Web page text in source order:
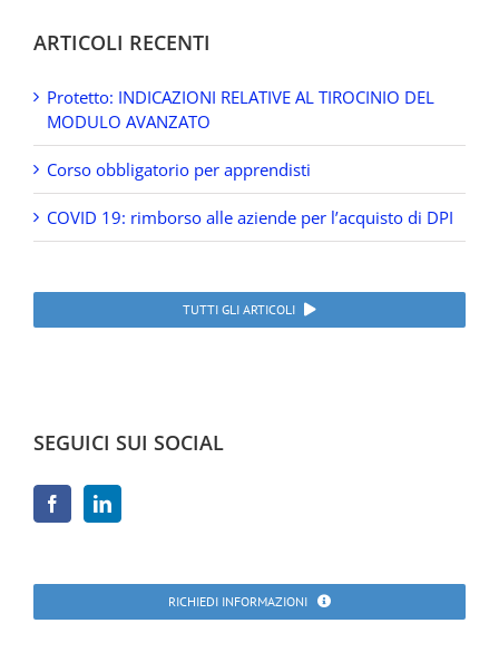
ARTICOLI RECENTI
Protetto: INDICAZIONI RELATIVE AL TIROCINIO DEL
MODULO AVANZATO
Corso obbligatorio per apprendisti
COVID 19: rimborso alle aziende per l’acquisto di DPI
TUTTI GLI ARTICOLI
SEGUICI SUI SOCIAL
RICHIEDI INFORMAZIONI